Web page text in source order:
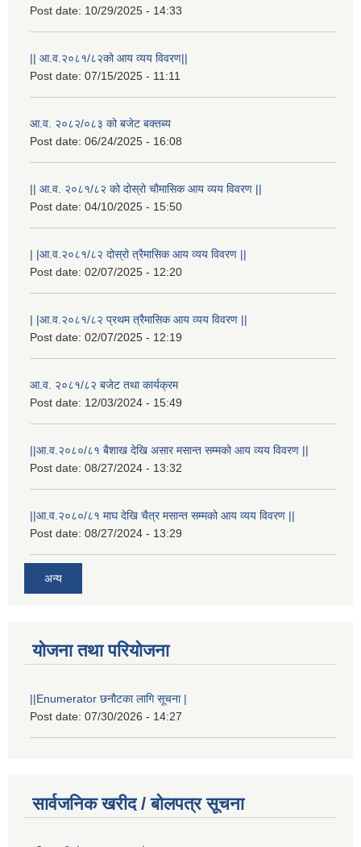
Post date: 10/29/2025 - 14:33
|| आ.व.२०८१/८२को आय व्यय विवरण||
Post date: 07/15/2025 - 11:11
आ.व. २०८२/०८३ को बजेट बक्तब्य
Post date: 06/24/2025 - 16:08
|| आ.व. २०८१/८२ को दोस्रो चौमासिक आय व्यय विवरण ||
Post date: 04/10/2025 - 15:50
| |आ.व.२०८१/८२ दोस्रो त्रैमासिक आय व्यय विवरण ||
Post date: 02/07/2025 - 12:20
| |आ.व.२०८१/८२ प्रथम त्रैमासिक आय व्यय विवरण ||
Post date: 02/07/2025 - 12:19
आ.व. २०८१/८२ बजेट तथा कार्यक्रम
Post date: 12/03/2024 - 15:49
||आ.व.२०८०/८१ बैशाख देखि असार मसान्त सम्मको आय व्यय विवरण ||
Post date: 08/27/2024 - 13:32
||आ.व.२०८०/८१ माघ देखि चैत्र मसान्त सम्मको आय व्यय विवरण ||
Post date: 08/27/2024 - 13:29
अन्य
योजना तथा परियोजना
||Enumerator छनौटका लागि सूचना |
Post date: 07/30/2026 - 14:27
सार्वजनिक खरीद / बोलपत्र सूचना